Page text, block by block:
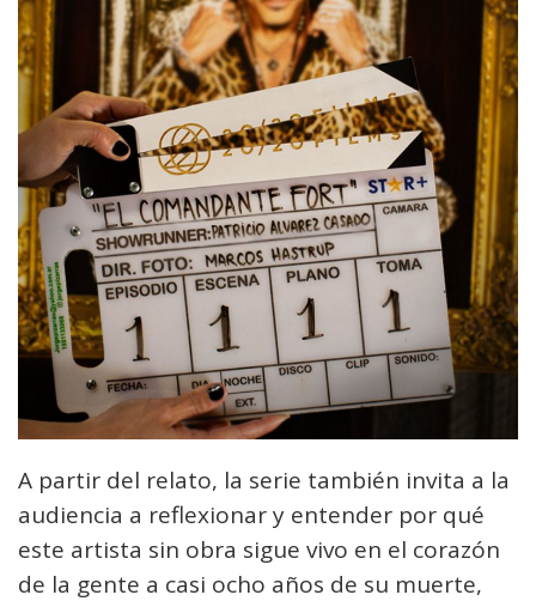
A partir del relato, la serie también invita a la
audiencia a reflexionar y entender por qué
este artista sin obra sigue vivo en el corazón
de la gente a casi ocho años de su muerte,